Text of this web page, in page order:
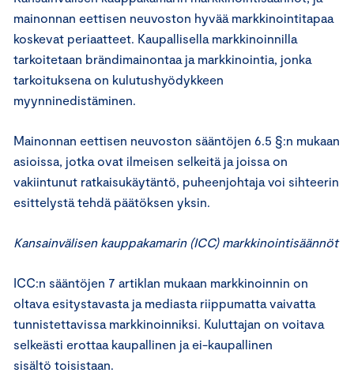
mainonnan eettisen neuvoston hyvää markkinointitapaa
koskevat periaatteet. Kaupallisella markkinoinnilla
tarkoitetaan brändimainontaa ja markkinointia, jonka
tarkoituksena on kulutushyödykkeen
myynninedistäminen.
Mainonnan eettisen neuvoston sääntöjen 6.5 §:n mukaan
asioissa, jotka ovat ilmeisen selkeitä ja joissa on
vakiintunut ratkaisukäytäntö, puheenjohtaja voi sihteerin
esittelystä tehdä päätöksen yksin.
Kansainvälisen kauppakamarin (ICC) markkinointisäännöt
ICC:n sääntöjen 7 artiklan mukaan markkinoinnin on
oltava esitystavasta ja mediasta riippumatta vaivatta
tunnistettavissa markkinoinniksi. Kuluttajan on voitava
selkeästi erottaa kaupallinen ja ei-kaupallinen
sisältö toisistaan.